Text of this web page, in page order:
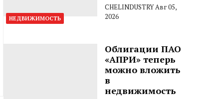
НЕДВИЖИМОСТЬ
CHELINDUSTRYАвг 05,
2026
Облигации ПАО
«АПРИ» теперь
можно вложить
в
недвижимость